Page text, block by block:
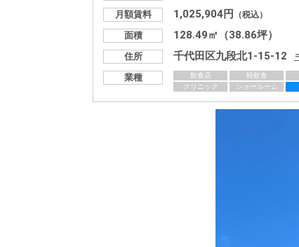
月額賃料 1,025,904円 （税込）
面積 128.49㎡（38.86坪）
住所 千代田区九段北1-15-12
業種 飲食店 軽飲食
クリニック
ショールーム